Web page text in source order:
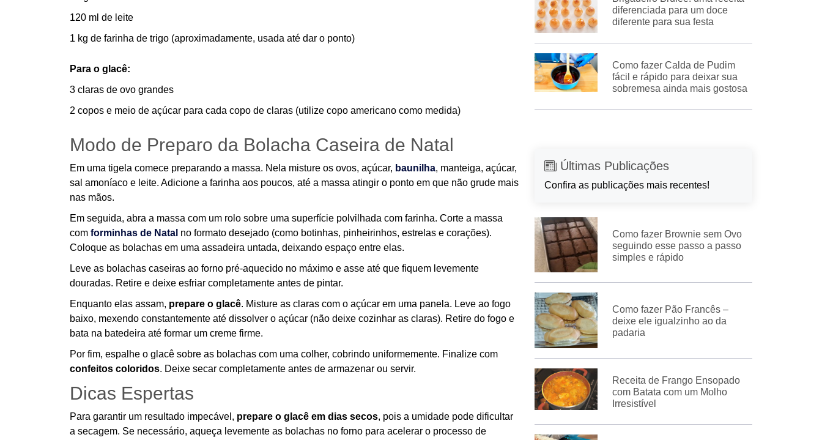
120 ml de leite
1 kg de farinha de trigo (aproximadamente, usada até dar o ponto)
Para o glacê:
3 claras de ovo grandes
2 copos e meio de açúcar para cada copo de claras (utilize copo americano como medida)
Modo de Preparo da Bolacha Caseira de Natal
Em uma tigela comece preparando a massa. Nela misture os ovos, açúcar, baunilha, manteiga, açúcar,
sal amoníaco e leite. Adicione a farinha aos poucos, até a massa atingir o ponto em que não grude mais
nas mãos.
Em seguida, abra a massa com um rolo sobre uma superfície polvilhada com farinha. Corte a massa
com forminhas de Natal no formato desejado (como botinhas, pinheirinhos, estrelas e corações).
Coloque as bolachas em uma assadeira untada, deixando espaço entre elas.
Leve as bolachas caseiras ao forno pré-aquecido no máximo e asse até que fiquem levemente
douradas. Retire e deixe esfriar completamente antes de pintar.
Enquanto elas assam, prepare o glacê. Misture as claras com o açúcar em uma panela. Leve ao fogo
baixo, mexendo constantemente até dissolver o açúcar (não deixe cozinhar as claras). Retire do fogo e
bata na batedeira até formar um creme firme.
Por fim, espalhe o glacê sobre as bolachas com uma colher, cobrindo uniformemente. Finalize com
confeitos coloridos. Deixe secar completamente antes de armazenar ou servir.
Dicas Espertas
Para garantir um resultado impecável, prepare o glacê em dias secos, pois a umidade pode dificultar
a secagem. Se necessário, aqueça levemente as bolachas no forno para acelerar o processo de
diferenciada para um doce
diferente para sua festa
Como fazer Calda de Pudim
fácil e rápido para deixar sua
sobremesa ainda mais gostosa
Últimas Publicações
Confira as publicações mais recentes!
Como fazer Brownie sem Ovo
seguindo esse passo a passo
simples e rápido
Como fazer Pão Francês –
deixe ele igualzinho ao da
padaria
Receita de Frango Ensopado
com Batata com um Molho
Irresistível